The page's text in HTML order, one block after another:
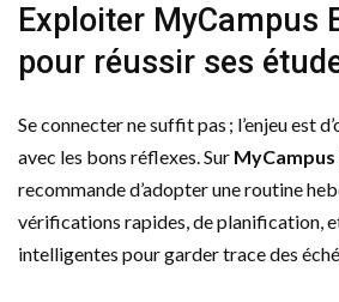
Exploiter MyCampus
pour réussir ses
Se connecter ne suffit pas ; l’enjeu est
avec les bons réflexes. Sur
recommande d’adopter une routine
vérifications rapides, de planification,
intelligentes pour garder trace des